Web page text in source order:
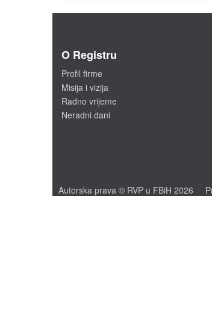
O Registru
Profil firme
Misija i vizija
Radno vrijeme
Neradni dani
Autorska prava © RVP u FBiH 2026